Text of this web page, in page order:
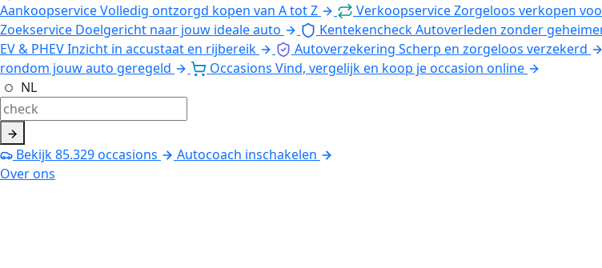
AankoopserviceVolledig ontzorgd kopen van A tot Z VerkoopserviceZorgeloos verkopen
Zoekservice Doelgericht naar jouw ideale auto KentekencheckAutoverleden zonder
EV & PHEVInzicht in accustaat en rijbereik Autoverzekering Scherp en zorgeloos verzekerd
rondom jouw auto geregeld
Occasions Vind, vergelijk en koop je occasion online
NL
Bekijk85.329occasions
Autocoach inschakelen
Over ons